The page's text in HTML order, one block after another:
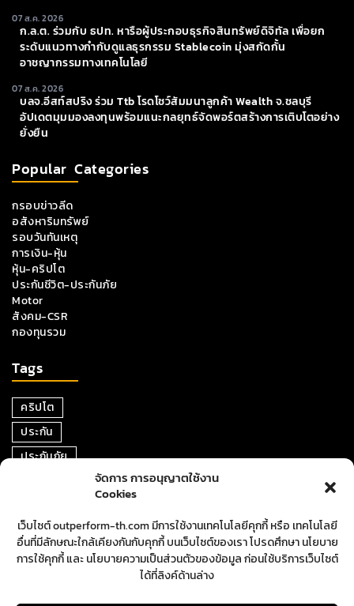
จัดการ การอนุญาตใช้งาน
Cookies
เว็บไซต์ outperform-th.com มีการใช้งานเทคโนโลยีคุกกี้ หรือ เทคโนโลยี
อื่นที่มีลักษณะใกล้เคียงกันกับคุกกี้ บนเว็บไซต์ของเรา โปรดศึกษา นโยบาย
การใช้คุกกี้ และ นโยบายความเป็นส่วนตัวของข้อมูล ก่อนใช้บริการเว็บไซต์
ได้ที่ลิงค์ด้านล่าง
07 ส.ค. 2026
ก.ล.ต. ร่วมกับ ธปท. หารือผู้ประกอบธุรกิจสินทรัพย์ดิจิทัล เพื่อยก
ระดับแนวทางกำกับดูแลธุรกรรม Stablecoin มุ่งสกัดกั้น
อาชญากรรมทางเทคโนโลยี
07 ส.ค. 2026
บลจ.อีสท์สปริง ร่วม Ttb โรดโชว์สัมมนาลูกค้า Wealth จ.ชลบุรี
อัปเดตมุมมองลงทุนพร้อมแนะกลยุทธ์จัดพอร์ตสร้างการเติบโตอย่าง
ยั่งยืน
Popular Categories
กรอบข่าวลีด
อสังหาริมทรัพย์
รอบวันทันเหตุ
การเงิน-หุ้น
หุ้น-คริปโต
ประกันชีวิต-ประกันภัย
Motor
สังคม-CSR
กองทุนรวม
Tags
คริปโต
ประกัน
ประกันภัย
ตราสารหนี้
อสังหาริมทรัพย์